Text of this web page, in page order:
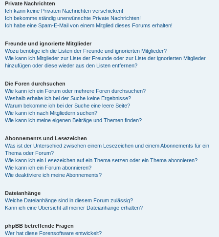
Private Nachrichten
Ich kann keine Privaten Nachrichten verschicken!
Ich bekomme ständig unerwünschte Private Nachrichten!
Ich habe eine Spam-E-Mail von einem Mitglied dieses Forums erhalten!
Freunde und ignorierte Mitglieder
Wozu benötige ich die Listen der Freunde und ignorierten Mitglieder?
Wie kann ich Mitglieder zur Liste der Freunde oder zur Liste der ignorierten Mitglieder
hinzufügen oder diese wieder aus den Listen entfernen?
Die Foren durchsuchen
Wie kann ich ein Forum oder mehrere Foren durchsuchen?
Weshalb erhalte ich bei der Suche keine Ergebnisse?
Warum bekomme ich bei der Suche eine leere Seite?
Wie kann ich nach Mitgliedern suchen?
Wie kann ich meine eigenen Beiträge und Themen finden?
Abonnements und Lesezeichen
Was ist der Unterschied zwischen einem Lesezeichen und einem Abonnements für ein
Thema oder Forum?
Wie kann ich ein Lesezeichen auf ein Thema setzen oder ein Thema abonnieren?
Wie kann ich ein Forum abonnieren?
Wie deaktiviere ich meine Abonnements?
Dateianhänge
Welche Dateianhänge sind in diesem Forum zulässig?
Kann ich eine Übersicht all meiner Dateianhänge erhalten?
phpBB betreffende Fragen
Wer hat diese Forensoftware entwickelt?